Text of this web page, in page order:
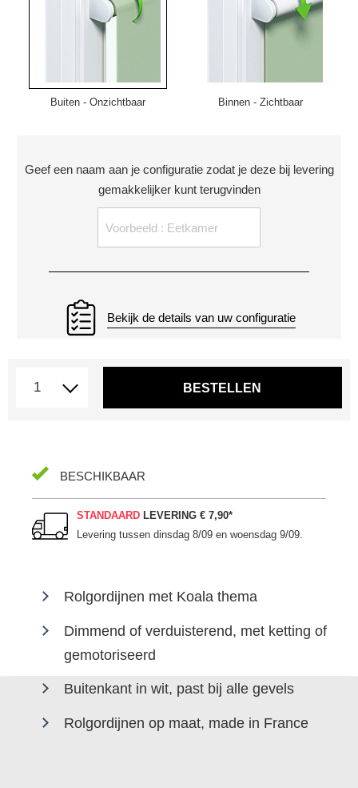
Buiten - Onzichtbaar Binnen - Zichtbaar
Geef een naam aan je configuratie zodat je deze bij levering
gemakkelijker kunt terugvinden
Bekijk de details van uw configuratie
BESTELLEN
BESCHIKBAAR
STANDAARD LEVERING€ 7,90*
Levering tussendinsdag 8/09 en woensdag 9/09.
Rolgordijnen met Koala thema
Dimmend of verduisterend, met ketting of
gemotoriseerd
Buitenkant in wit, past bij alle gevels
Rolgordijnen op maat, made in France